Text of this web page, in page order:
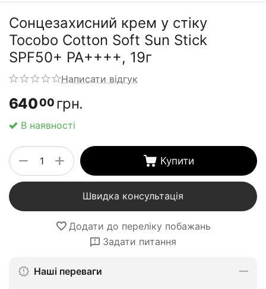
Сонцезахисний крем у стіку
Tocobo Cotton Soft Sun Stick
SPF50+ PA++++, 19г
Написати відгук
64000 грн.
В наявності
+
− Купити
Швидка консультація
Додати до переліку побажань
Задати питання
Наші переваги